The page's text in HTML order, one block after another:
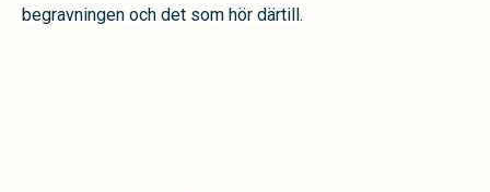
begravningen och det som hör därtill.